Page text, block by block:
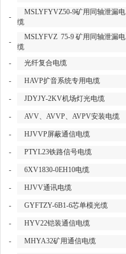
-
MSLYFYVZ50-9矿用同轴泄漏电
缆
-
MSLYFVZ 75-9 矿用同轴泄漏电
缆
-
光纤复合电缆
- HAVP扩音系统专用电缆
- JDYJY-2KV机场灯光电缆
- AVV、AVVP、AVPV安装电缆
- HJVVP屏蔽通信电缆
- PTYL23铁路信号电缆
- 6XV1830-0EH10电缆
- HJVV通讯电缆
- GYFTZY-6B1-6芯单模光缆
- HYV22铠装通信电缆
- MHYA32矿用通信电缆